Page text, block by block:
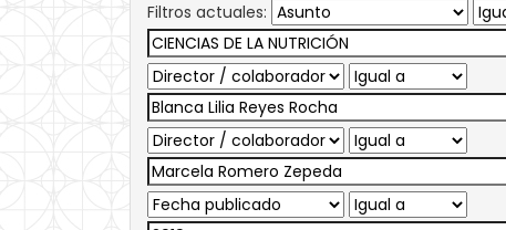
Filtros actuales: